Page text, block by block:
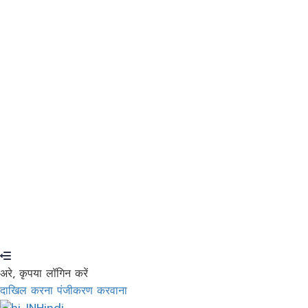
अरे, कृपया लॉगिन करें
दाखिल करना पंजीकरण करवाना